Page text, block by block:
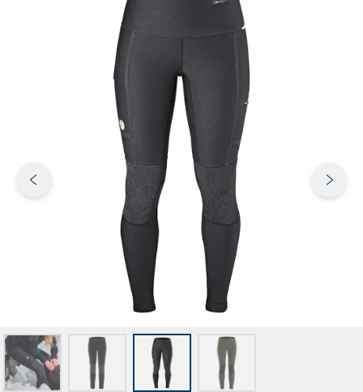
Previous slide Next